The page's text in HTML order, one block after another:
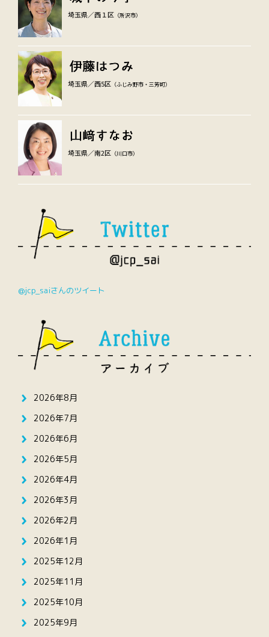
埼玉県／西１区 （所沢市）
埼玉県／西5区 （ふじみ野市・三芳町）
埼玉県／南2区 （川口市）
@jcp_saiさんのツイート
2026年8月
2026年7月
2026年6月
2026年5月
2026年4月
2026年3月
2026年2月
2026年1月
2025年12月
2025年11月
2025年10月
2025年9月